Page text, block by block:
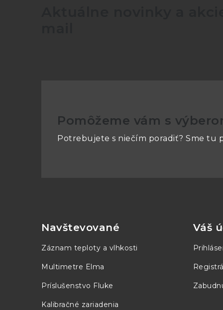
Pomôžeme vám s
Potrebujete s niečím poradiť? Sme tu
Navštevované
Záznam teploty a vlhkosti
Multimetre Elma
Príslušenstvo Fluke
Kalibračné zariadenia
Váš